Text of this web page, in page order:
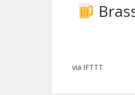
via IFTTT